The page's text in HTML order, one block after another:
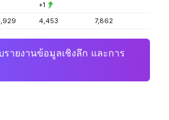
+1
4,453 7,862
ายงานข้อมูลเชิงลึก และการ